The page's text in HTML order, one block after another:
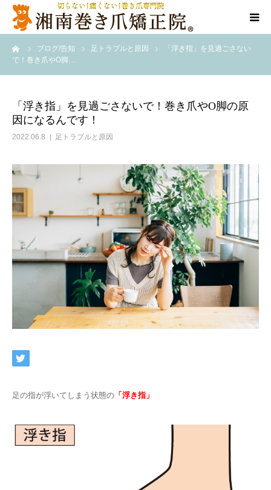
ブログ/告知 足トラブルと原因
「浮き指」を見過ごさない
で！巻き爪やО脚…
「浮き指」を見過ごさないで！巻き爪やО脚の原
因になるんです！
2022.06.8 足トラブルと原因
足の指が浮いてしまう状態の 「浮き指」
当院について
料金/メニュー
訪問施術
ブログ/SNS
ネット予約